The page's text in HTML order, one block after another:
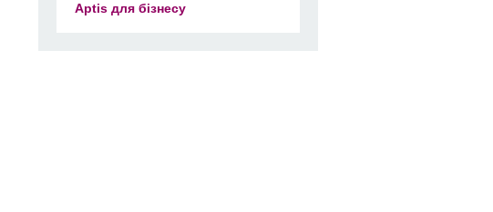
Aptis для бізнесу